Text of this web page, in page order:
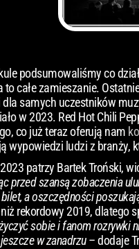
podsumowaliśmy co
całe zamieszanie.
dla samych uczestników
w 2023. Red Hot Chili
co już teraz oferują nam
wypowiedzi ludzi z branży,
patrzy Bartek Troński,
przed szansą zobaczenia
a oszczędności
rekordowy 2019, dlatego
sobie i fanom rozrywki
w zanadrzu– dodaje